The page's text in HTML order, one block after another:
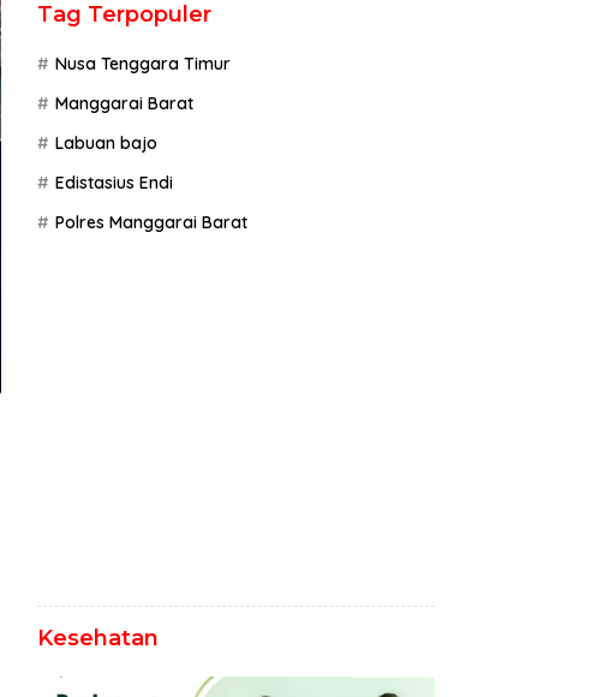
Tag Terpopuler
Nusa Tenggara Timur
Manggarai Barat
Labuan bajo
Edistasius Endi
Polres Manggarai Barat
Kesehatan